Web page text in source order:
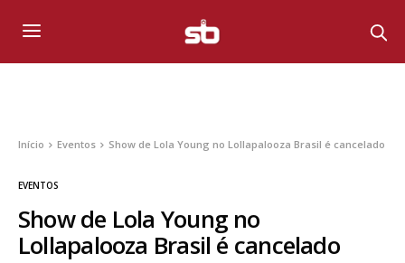
Início Eventos Show de Lola Young no Lollapalooza Brasil é cancelado
EVENTOS
Show de Lola Young no
Lollapalooza Brasil é cancelado